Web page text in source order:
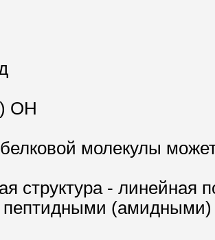
ОН
молекулы
структура - линейная
пептидными (амидными)